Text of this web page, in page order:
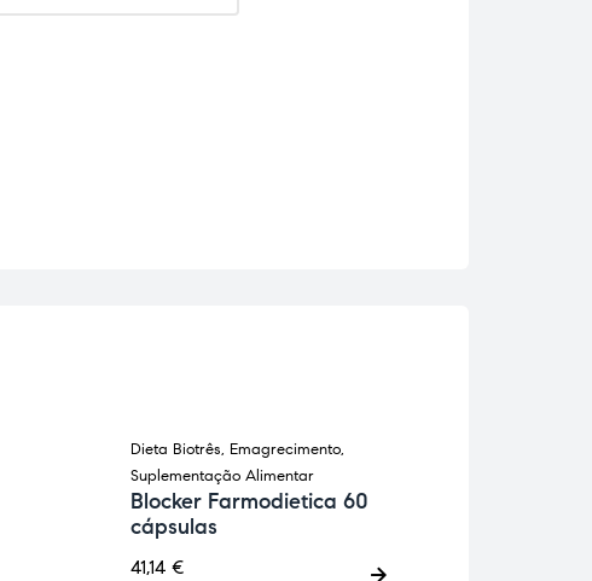
Dieta Biotrês, Emagrecimento,
Suplementação Alimentar
Blocker Farmodietica 60
cápsulas
41,14 €